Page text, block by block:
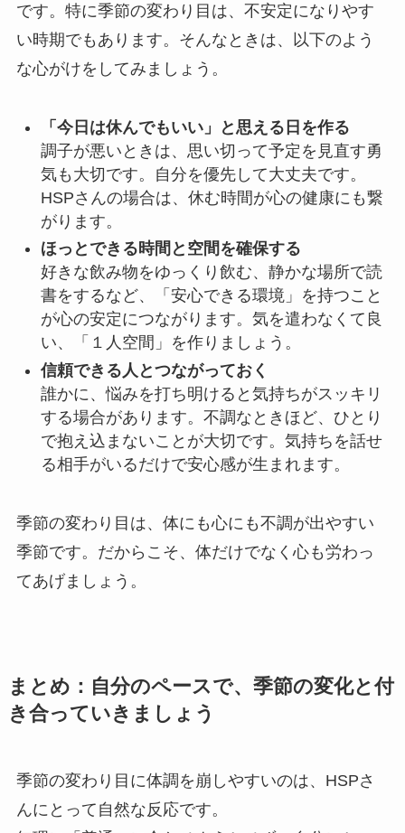
です。特に季節の変わり目は、不安定になりやす
い時期でもあります。そんなときは、以下のよう
な心がけをしてみましょう。
「今日は休んでもいい」と思える日を作る
調子が悪いときは、思い切って予定を見直す勇
気も大切です。自分を優先して大丈夫です。
HSPさんの場合は、休む時間が心の健康にも繋
がります。
ほっとできる時間と空間を確保する
好きな飲み物をゆっくり飲む、静かな場所で読
書をするなど、「安心できる環境」を持つこと
が心の安定につながります。気を遣わなくて良
い、「１人空間」を作りましょう。
信頼できる人とつながっておく
誰かに、悩みを打ち明けると気持ちがスッキリ
する場合があります。不調なときほど、ひとり
で抱え込まないことが大切です。気持ちを話せ
る相手がいるだけで安心感が生まれます。
季節の変わり目は、体にも心にも不調が出やすい
季節です。だからこそ、体だけでなく心も労わっ
てあげましょう。
まとめ：自分のペースで、季節の変化と付
き合っていきましょう
季節の変わり目に体調を崩しやすいのは、HSPさ
んにとって自然な反応です。